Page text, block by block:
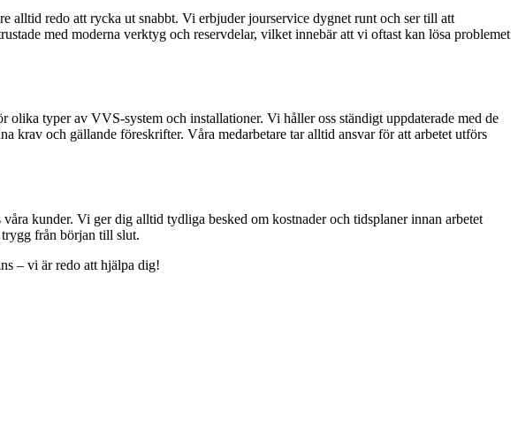
alltid redo att rycka ut snabbt. Vi erbjuder jourservice dygnet runt och ser till att
med moderna verktyg och reservdelar, vilket innebär att vi oftast kan lösa problemet
typer av VVS-system och installationer. Vi håller oss ständigt uppdaterade med de
krav och gällande föreskrifter. Våra medarbetare tar alltid ansvar för att arbetet utförs
kunder. Vi ger dig alltid tydliga besked om kostnader och tidsplaner innan arbetet
från början till slut.
– vi är redo att hjälpa dig!